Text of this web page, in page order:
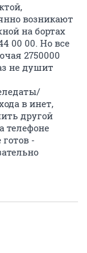
возникают
на бортах
00 00. Но все
2750000
не душит
в инет,
другой
телефоне
-